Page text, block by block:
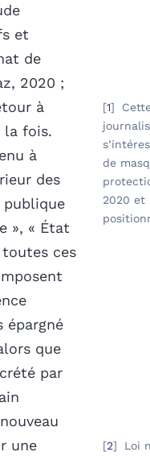
et
de
2020 ;
à
la fois.
à
des
publique
», « État
ces
épargné
que
par
une
1
de
2020 et
2
Loi